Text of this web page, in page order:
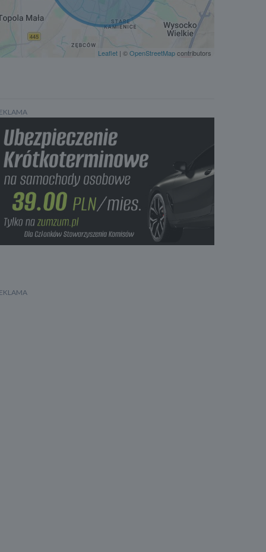
Klimatyzacja automatyczna, dwustrefowa
Tempomat
Lampy bi-ksenonowe
Felgi aluminiowe 15
Leaflet | ©OpenStreetMapcontributors